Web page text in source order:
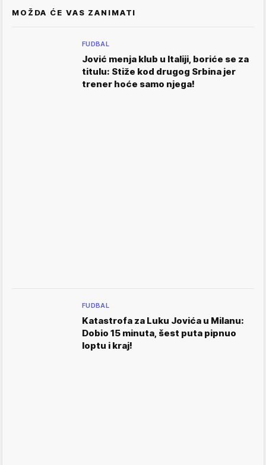
MOŽDA ĆE VAS ZANIMATI
FUDBAL
Jović menja klub u Italiji, boriće se za
titulu: Stiže kod drugog Srbina jer
trener hoće samo njega!
FUDBAL
Katastrofa za Luku Jovića u Milanu:
Dobio 15 minuta, šest puta pipnuo
loptu i kraj!